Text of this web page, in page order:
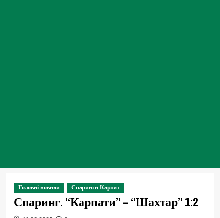
Головні новини Спаринги Карпат
Спаринг. “Карпати” – “Шахтар” 1:2